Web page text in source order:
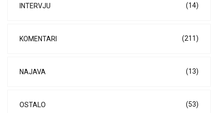
INTERVJU (14)
KOMENTARI (211)
NAJAVA (13)
OSTALO (53)